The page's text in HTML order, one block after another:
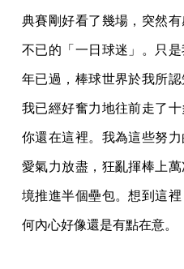
典賽剛好看了幾場，突然
不已的「一日球迷」。只
年已過，棒球世界於我所
我已經好奮力地往前走了
你還在這裡。我為這些努
愛氣力放盡，狂亂揮棒上
境推進半個壘包。想到這
何內心好像還是有點在意。